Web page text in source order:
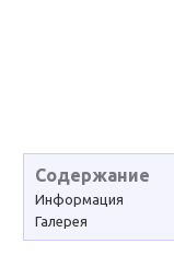
Содержание
Информация
Галерея